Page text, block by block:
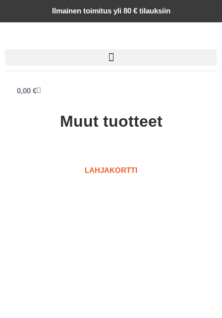
Ilmainen toimitus yli 80 € tilauksiin
0,00 €Cart
Muut tuotteet
LAHJAKORTTI